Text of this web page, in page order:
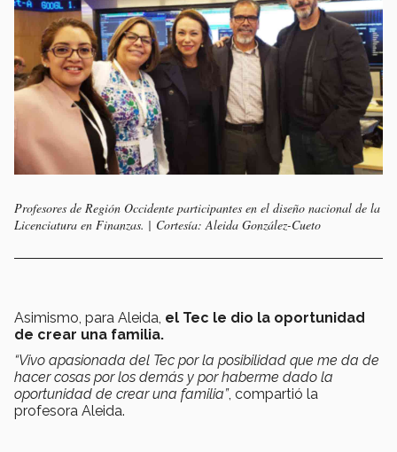
Profesores de Región Occidente participantes en el diseño nacional de la
Licenciatura en Finanzas. | Cortesía: Aleida González-Cueto
Asimismo, para Aleida, el Tec le dio la oportunidad
de crear una familia.
“Vivo apasionada del Tec por la posibilidad que me da de
hacer cosas por los demás y por haberme dado la
oportunidad de crear una familia”, compartió la
profesora Aleida.